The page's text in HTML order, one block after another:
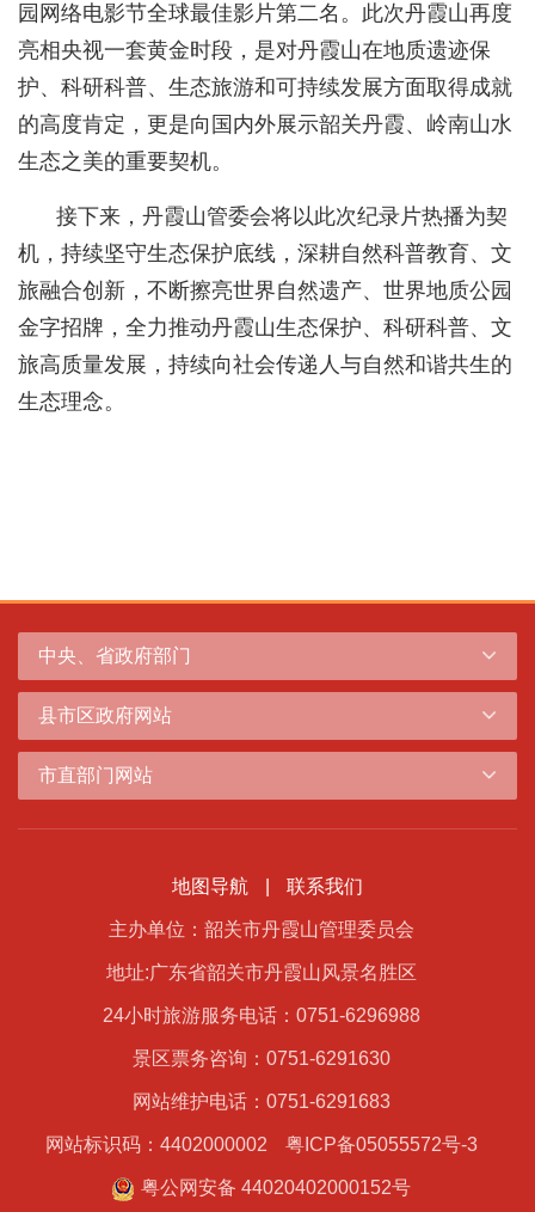
园网络电影节全球最佳影片第二名。此次丹霞山再度
亮相央视一套黄金时段，是对丹霞山在地质遗迹保
护、科研科普、生态旅游和可持续发展方面取得成就
的高度肯定，更是向国内外展示韶关丹霞、岭南山水
生态之美的重要契机。
接下来，丹霞山管委会将以此次纪录片热播为契
机，持续坚守生态保护底线，深耕自然科普教育、文
旅融合创新，不断擦亮世界自然遗产、世界地质公园
金字招牌，全力推动丹霞山生态保护、科研科普、文
旅高质量发展，持续向社会传递人与自然和谐共生的
生态理念。
中央、省政府部门
县市区政府网站
市直部门网站
地图导航 联系我们
主办单位：韶关市丹霞山管理委员会
地址:广东省韶关市丹霞山风景名胜区
24小时旅游服务电话：0751-6296988
景区票务咨询：0751-6291630
网站维护电话：0751-6291683
网站标识码：4402000002 粤ICP备05055572号-3
粤公网安备 44020402000152号